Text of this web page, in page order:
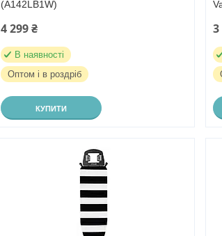
(A142LB1W)
4 299 ₴
В наявності
Оптом і в роздріб
КУПИТИ
3